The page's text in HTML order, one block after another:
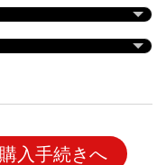
購入手続きへ